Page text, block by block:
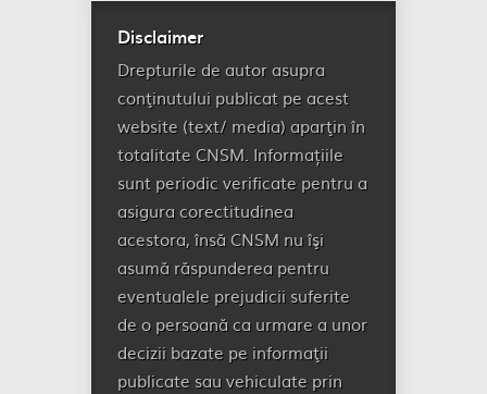
Disclaimer
Drepturile de autor asupra
conţinutului publicat pe acest
website (text/ media) aparţin în
totalitate CNSM. Informațiile
sunt periodic verificate pentru a
asigura corectitudinea
acestora, însă CNSM nu îşi
asumă răspunderea pentru
eventualele prejudicii suferite
de o persoană ca urmare a unor
decizii bazate pe informaţii
publicate sau vehiculate prin